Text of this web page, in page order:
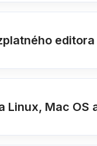
Linux, Mac OS